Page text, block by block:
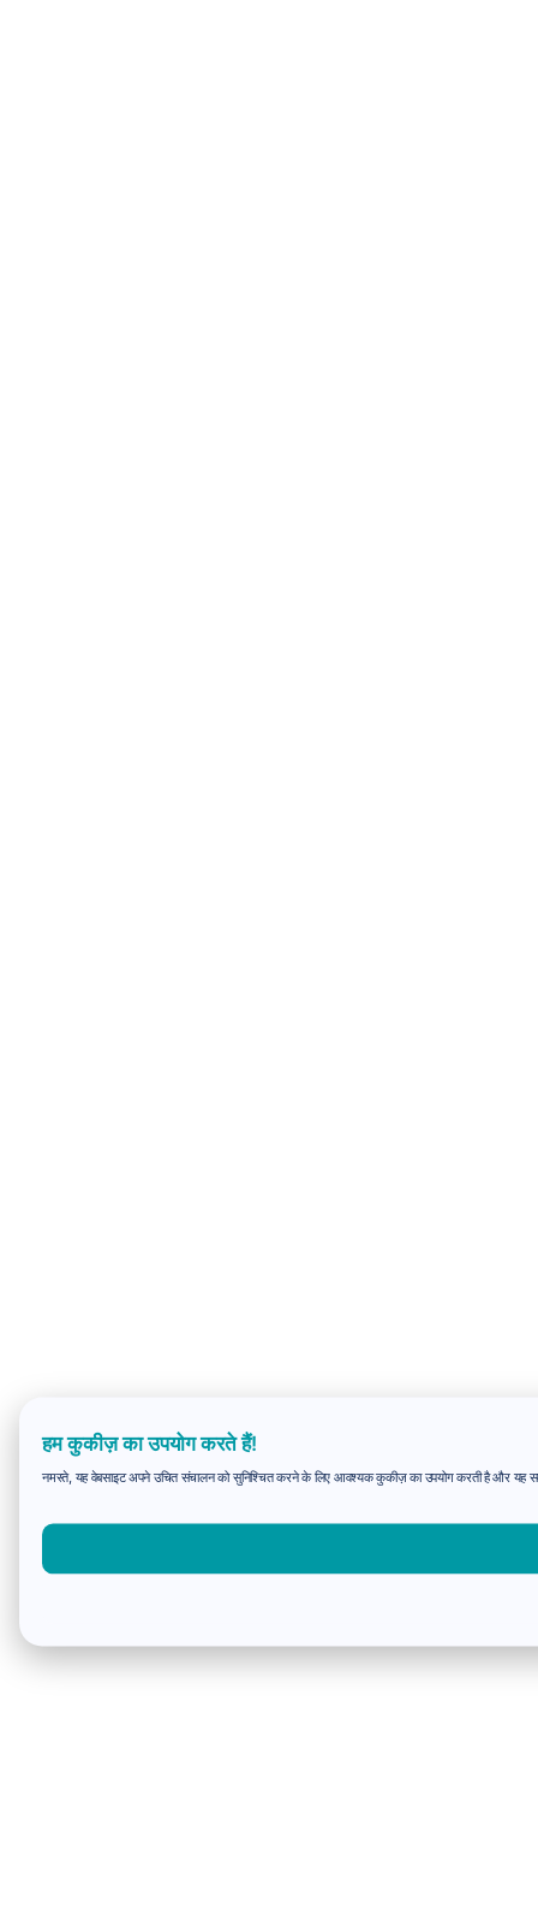
हम कुकीज़ का उपयोग करते हैं!
नमस्ते, यह वेबसाइट अपने उचित संचालन को सुनिश्चित करने के लिए आवश्यक कुकीज़ का उपयोग करती है और यह